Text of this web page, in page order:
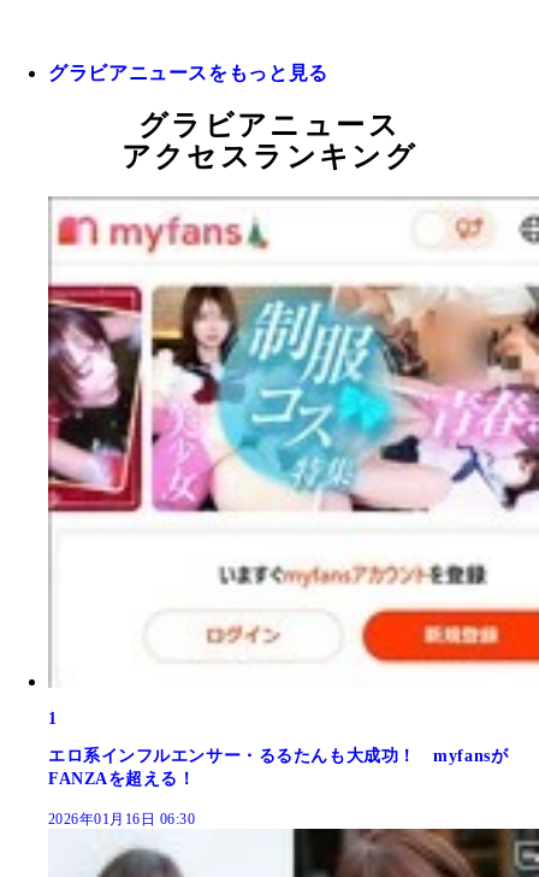
グラビアニュースをもっと見る
グラビアニュース
アクセスランキング
1
エロ系インフルエンサー・るるたんも大成功！ myfansが
FANZAを超える！
2026年01月16日 06:30